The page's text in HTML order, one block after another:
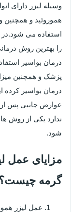
وسیله لیزر دارای
هموروئید و
استفاده می شود.در
را بهترین روش
درمان بواسیر
پزشک و همچنین
درمان بواسیر کرده
عوارض جانبی پس از
ندارد یکی از روش
شود.
مزایای عمل
گرمه
عمل لیزر